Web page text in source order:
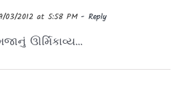
03/2012 at 5:58 PM- Reply
ઊર્મિકાવ્ય…